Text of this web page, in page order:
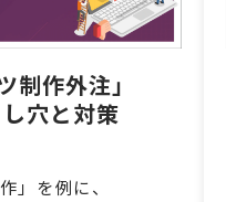
制作外注」
穴と対策
」を例に、